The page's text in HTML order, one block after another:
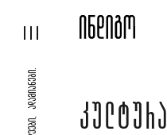
ᲙᲣᲚᲢᲣᲠᲐ